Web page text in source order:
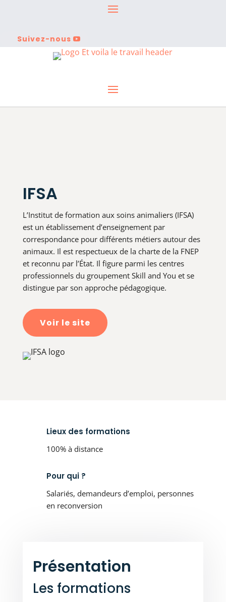
Suivez-nous
IFSA
L’Institut de formation aux soins animaliers (IFSA)
est un établissement d’enseignement par
correspondance pour différents métiers autour des
animaux. Il est respectueux de la charte de la FNEP
et reconnu par l’État. Il figure parmi les centres
professionnels du groupement Skill and You et se
distingue par son approche pédagogique.
Voir le site
Lieux des formations
100% à distance
Pour qui ?
Salariés, demandeurs d’emploi, personnes
en reconversion
Présentation
Les formations